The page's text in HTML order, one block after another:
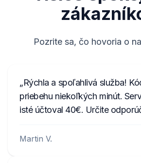
TVPQN2966H0123
FA0926T1200576
Pozrite sa, čo hovoria o
Rýchla a spoľahlivá služba!
priebehu niekoľkých minút.
isté účtoval 40€. Určite
Martin V.